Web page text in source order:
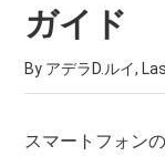
ガイド
By アデラD.ルイ,
スマートフォン